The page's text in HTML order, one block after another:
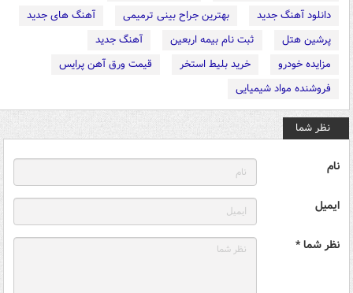
دانلود آهنگ جدید
بهترین جراح بینی ترمیمی
آهنگ های جدید
پرشین هتل
ثبت نام بیمه اربعین
آهنگ جدید
مزایده خودرو
خرید بلیط استخر
قیمت ورق آهن پرایس
فروشنده مواد شیمیایی
نظر شما
نام
ایمیل
نظر شما *